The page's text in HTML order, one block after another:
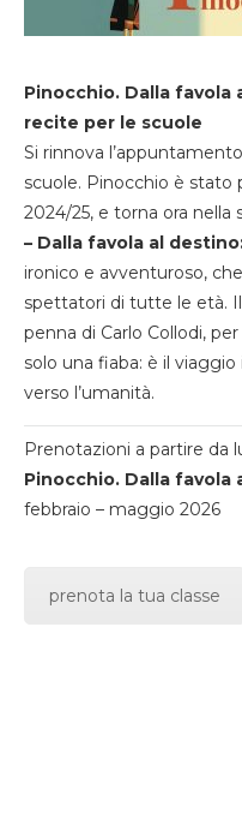
Pinocchio. Dalla favola
recite per le scuole
Si rinnova
scuole. Pinocchio è stato
2024/25, e torna ora nella
– Dalla favola al
ironico e avventuroso,
spettatori di tutte le età.
penna di Carlo Collodi,
solo una fiaba: è il
verso l’umanità.
Prenotazioni a partire da
Pinocchio. Dalla favola
febbraio – maggio 2026
prenota la tua classe